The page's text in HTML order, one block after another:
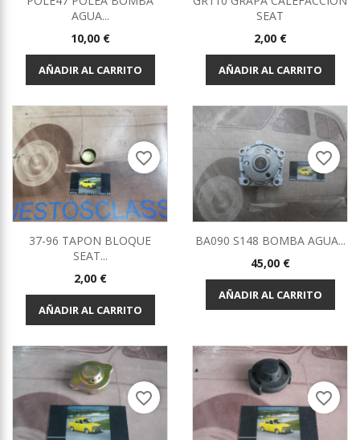
AGUA...
Precio
10,00 €
AÑADIR AL CARRITO
SEAT
Precio
2,00 €
AÑADIR AL CARRITO
37-96 TAPON BLOQUE
SEAT...
Precio
2,00 €
AÑADIR AL CARRITO
favorite_border
BA090 S148 BOMBA AGUA...
Precio
45,00 €
AÑADIR AL CARRITO
favorite_border
favorite_border favorite_border